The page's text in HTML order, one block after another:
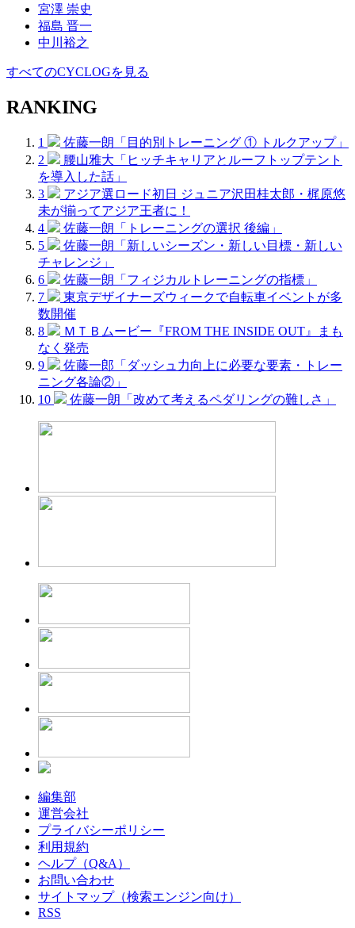
宮澤 崇史
福島 晋一
中川裕之
すべてのCYCLOGを見る
RANKING
1
佐藤一朗「目的別トレーニング ① トルクアップ」
2
腰山雅大「ヒッチキャリアとルーフトップテント
を導入した話」
3
アジア選ロード初日 ジュニア沢田桂太郎・梶原悠
未が揃ってアジア王者に！
4
佐藤一朗「トレーニングの選択 後編」
5
佐藤一朗「新しいシーズン・新しい目標・新しい
チャレンジ」
6
佐藤一朗「フィジカルトレーニングの指標」
7
東京デザイナーズウィークで自転車イベントが多
数開催
8
ＭＴＢムービー『FROM THE INSIDE OUT』まも
なく発売
9
佐藤一郎「ダッシュ力向上に必要な要素・トレー
ニング各論②」
10
佐藤一朗「改めて考えるペダリングの難しさ」
編集部
運営会社
プライバシーポリシー
利用規約
ヘルプ（Q&A）
お問い合わせ
サイトマップ（検索エンジン向け）
RSS